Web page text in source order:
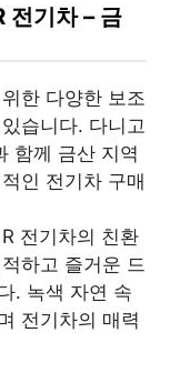
전기차 – 금
한 다양한 보조
습니다. 다니고
함께 금산 지역
인 전기차 구매
전기차의 친환
하고 즐거운 드
. 녹색 자연 속
전기차의 매력